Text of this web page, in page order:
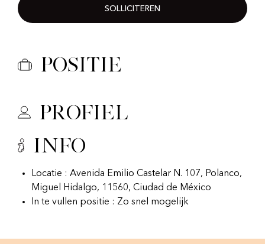
SOLLICITEREN
Positie
Profiel
Info
Locatie : Avenida Emilio Castelar N. 107, Polanco,
Miguel Hidalgo, 11560, Ciudad de México
In te vullen positie : Zo snel mogelijk